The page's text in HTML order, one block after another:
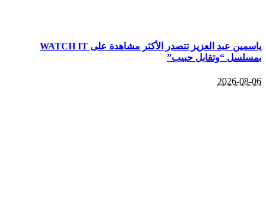
ياسمين عبد العزيز تتصدر الأكثر مشاهدة على WATCH IT
بمسلسل “وتقابل حبيب”
2026-08-06